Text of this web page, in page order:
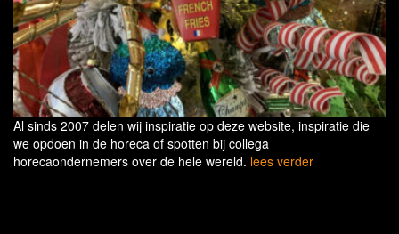
Al sinds 2007 delen wij inspiratie op deze website, inspiratie die
we opdoen in de horeca of spotten bij collega
horecaondernemers over de hele wereld. lees verder